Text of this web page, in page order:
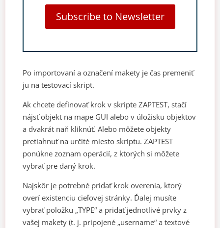
Subscribe to Newsletter
Po importovaní a označení makety je čas premeniť
ju na testovací skript.
Ak chcete definovať krok v skripte ZAPTEST, stačí
nájsť objekt na mape GUI alebo v úložisku objektov
a dvakrát naň kliknúť. Alebo môžete objekty
pretiahnuť na určité miesto skriptu. ZAPTEST
ponúkne zoznam operácií, z ktorých si môžete
vybrať pre daný krok.
Najskôr je potrebné pridať krok overenia, ktorý
overí existenciu cieľovej stránky. Ďalej musíte
vybrať položku „TYPE“ a pridať jednotlivé prvky z
vašej makety (t. j. pripojené „username“ a textové